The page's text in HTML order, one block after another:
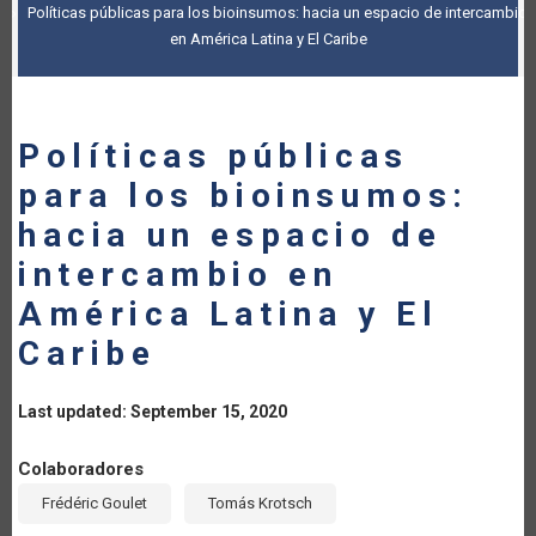
Políticas públicas para los bioinsumos: hacia un espacio de intercambio
en América Latina y El Caribe
Políticas públicas
para los bioinsumos:
hacia un espacio de
intercambio en
América Latina y El
Caribe
Last updated: September 15, 2020
Colaboradores
Frédéric Goulet Tomás Krotsch